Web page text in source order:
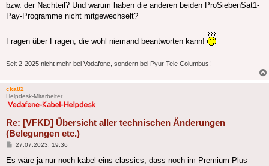
bzw. der Nachteil? Und warum haben die anderen beiden ProSiebenSat1-
Pay-Programme nicht mitgewechselt?
Fragen über Fragen, die wohl niemand beantworten kann!
Seit 2-2025 nicht mehr bei Vodafone, sondern bei Pyur Tele Columbus!
cka82
Helpdesk-Mitarbeiter
Re: [VFKD] Übersicht aller technischen Änderungen
(Belegungen etc.)
Beitrag
27.07.2023, 19:36
Es wäre ja nur noch kabel eins classics, dass noch im Premium Plus